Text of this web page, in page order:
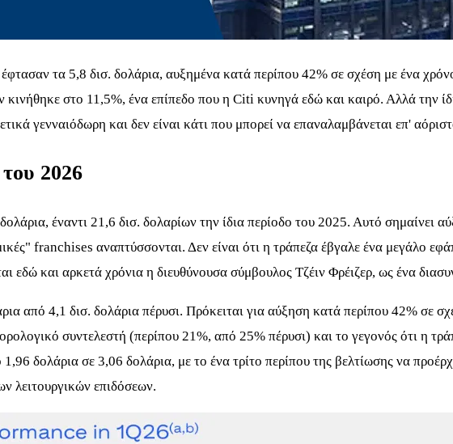
τα 5,8 δισ. δολάρια, αυξημένα κατά περίπου 42% σε σχέση με ένα
στο 11,5%, ένα επίπεδο που η Citi κυνηγά εδώ και καιρό. Αλλά την
γενναιόδωρη και δεν είναι κάτι που μπορεί να επαναλαμβάνεται επ'
2026
έναντι 21,6 δισ. δολαρίων την ίδια περίοδο του 2025. Αυτό σημαίνει
franchises αναπτύσσονται. Δεν είναι ότι η τράπεζα έβγαλε ένα μεγάλο
εδώ και αρκετά χρόνια η διευθύνουσα σύμβουλος Τζέιν Φρέιζερ, ως ένα
από 4,1 δισ. δολάρια πέρυσι. Πρόκειται για αύξηση κατά περίπου 42% σε
συντελεστή (περίπου 21%, από 25% πέρυσι) και το γεγονός ότι η
δολάρια σε 3,06 δολάρια, με το ένα τρίτο περίπου της βελτίωσης να
λειτουργικών επιδόσεων.